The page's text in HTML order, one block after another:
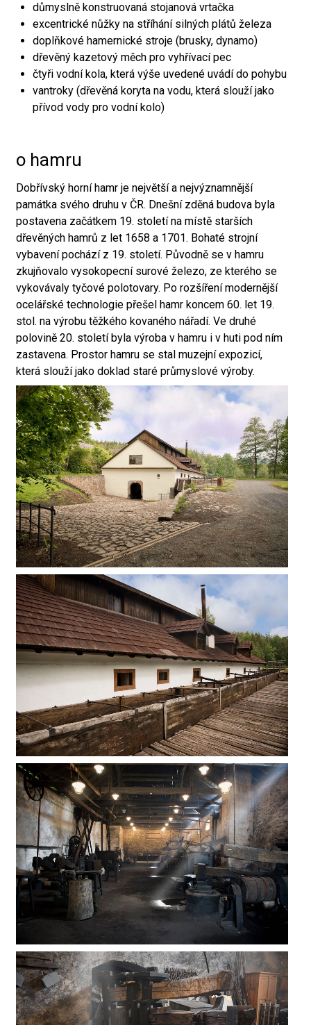
důmyslně konstruovaná stojanová vrtačka
excentrické nůžky na stříhání silných plátů železa
doplňkové hamernické stroje (brusky, dynamo)
dřevěný kazetový měch pro vyhřívací pec
čtyři vodní kola, která výše uvedené uvádí do pohybu
vantroky (dřevěná koryta na vodu, která slouží jako
přívod vody pro vodní kolo)
o hamru
Dobřívský horní hamr je největší a nejvýznamnější
památka svého druhu v ČR. Dnešní zděná budova byla
postavena začátkem 19. století na místě starších
dřevěných hamrů z let 1658 a 1701. Bohaté strojní
vybavení pochází z 19. století. Původně se v hamru
zkujňovalo vysokopecní surové železo, ze kterého se
vykovávaly tyčové polotovary. Po rozšíření modernější
ocelářské technologie přešel hamr koncem 60. let 19.
stol. na výrobu těžkého kovaného nářadí. Ve druhé
polovině 20. století byla výroba v hamru i v huti pod ním
zastavena. Prostor hamru se stal muzejní expozicí,
která slouží jako doklad staré průmyslové výroby.